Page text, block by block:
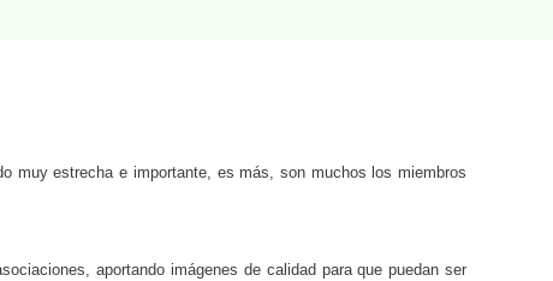
muy estrecha e importante, es más, son muchos los miembros
aportando imágenes de calidad para que puedan ser